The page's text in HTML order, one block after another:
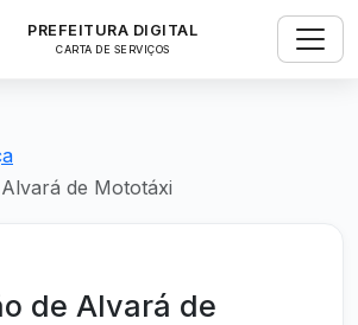
PREFEITURA DIGITAL
CARTA DE SERVIÇOS
de Mototáxi
de Alvará de